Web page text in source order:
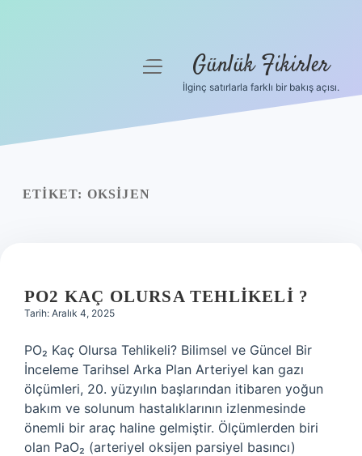
Yasal Uyarı
menüyü Günlük Fikirler
İlginç satırlarla farklı bir bakış açısı.
ETIKET: OKSIJEN
PO2 KAÇ OLURSA TEHLIKELI ?
Tarih: Aralık 4, 2025
PO₂ Kaç Olursa Tehlikeli? Bilimsel ve Güncel Bir
İnceleme Tarihsel Arka Plan Arteriyel kan gazı
ölçümleri, 20. yüzyılın başlarından itibaren yoğun
bakım ve solunum hastalıklarının izlenmesinde
önemli bir araç haline gelmiştir. Ölçümlerden biri
olan PaO₂ (arteriyel oksijen parsiyel basıncı)